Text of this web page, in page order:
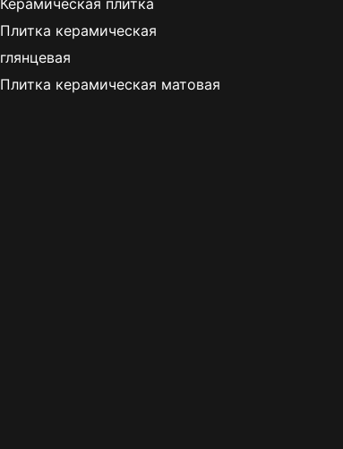
Керамическая плитка
Плитка керамическая
глянцевая
Плитка керамическая матовая